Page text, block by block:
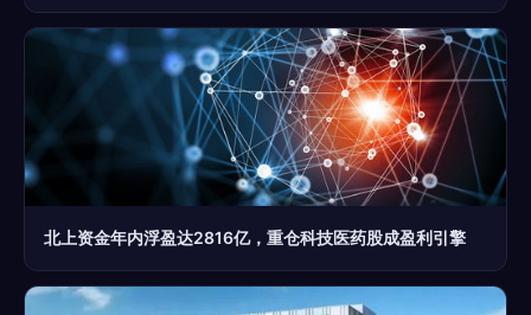
北上资金年内浮盈达2816亿，重仓科技医药股成盈利引擎